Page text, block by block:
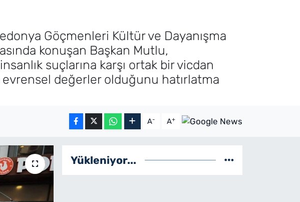
Göçmenleri Kültür ve Dayanışma
konuşan Başkan Mutlu,
suçlarına karşı ortak bir vicdan
evrensel değerler olduğunu hatırlatma
A- A+
Yükleniyor...